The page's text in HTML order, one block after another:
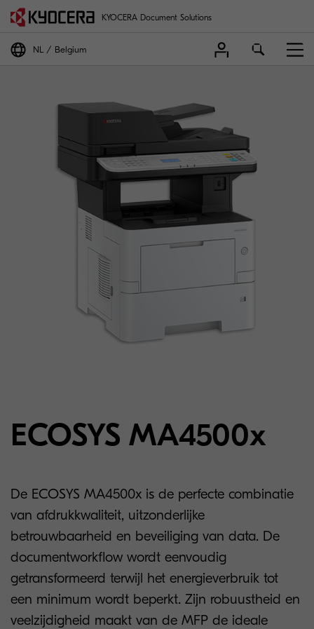
KYOCERA Document Solutions
NL Belgium
ECOSYS MA4500x
De ECOSYS MA4500x is de perfecte combinatie
van afdrukkwaliteit, uitzonderlijke
betrouwbaarheid en beveiliging van data. De
documentworkflow wordt eenvoudig
getransformeerd terwijl het energieverbruik tot
een minimum wordt beperkt. Zijn robuustheid en
veelzijdigheid maakt van de MFP de ideale